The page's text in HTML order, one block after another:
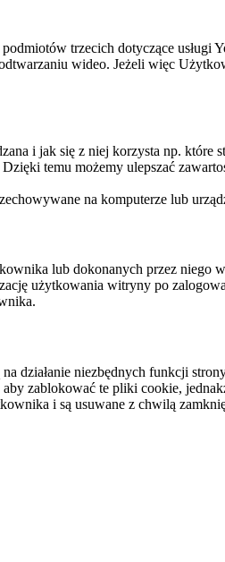
trzecich dotyczące usługi
wideo. Jeżeli więc
i jak się z niej korzysta np. które
temu możemy ulepszać
na komputerze lub
lub dokonanych przez niego
użytkowania witryny po
działanie niezbędnych funkcji
zablokować te pliki cookie,
i są usuwane z chwilą